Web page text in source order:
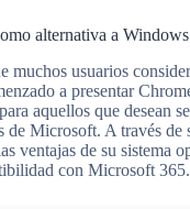
alternativa a Windows
muchos usuarios
a presentar
aquellos que desean
de Microsoft. A través de
ventajas de su sistema
con Microsoft 365.